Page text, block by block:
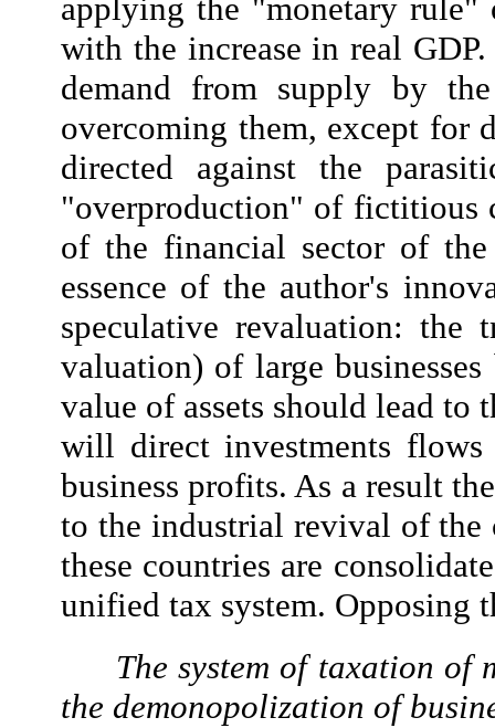
applying the "monetary rule"
with the increase in real
demand from supply by
overcoming them, except for
directed against the
"overproduction" of fictitious
of the financial sector of the
essence of the author's
speculative revaluation: the
valuation) of large
value of assets should lead
will direct investments
business profits. As a result
to the industrial revival of the
these countries are
unified tax system. Opposing
The system of taxation of
the demonopolization of